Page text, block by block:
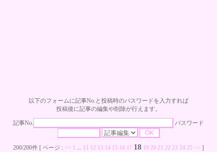
以下のフォームに記事No.と投稿時のパスワードを入力すれば
投稿後に記事の編集や削除が行えます。
記事No. パスワード
200/200件 [ ページ : << 1 ... 11 12 13 14 15 16 17 18 19 20 21 22 23 24 25 >> ]